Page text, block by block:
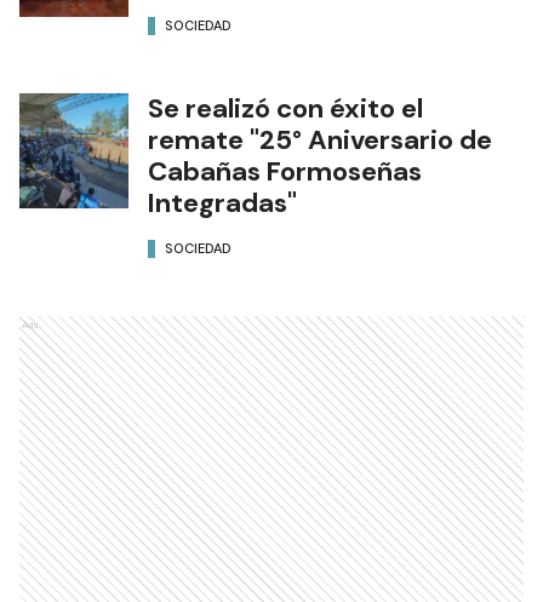
SOCIEDAD
Se realizó con éxito el
remate "25° Aniversario de
Cabañas Formoseñas
Integradas"
SOCIEDAD
Ads